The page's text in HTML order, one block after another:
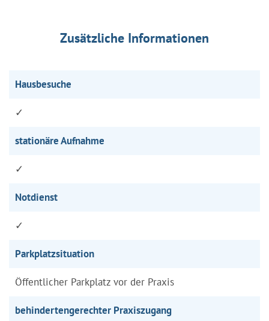
Zusätzliche Informationen
Hausbesuche
✓
stationäre Aufnahme
✓
Notdienst
✓
Parkplatzsituation
Öffentlicher Parkplatz vor der Praxis
behindertengerechter Praxiszugang